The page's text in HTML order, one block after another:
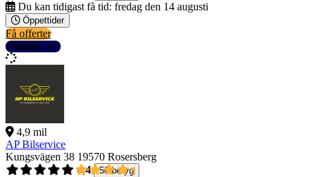
Du kan tidigast få tid: fredag den 14 augusti
Öppettider
Få offerter
Detaljer
4,9 mil
AP Bilservice
Kungsvägen 38 19570 Rosersberg
4,4
50 betyg